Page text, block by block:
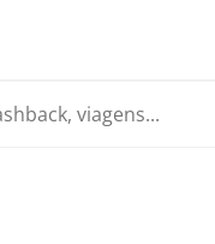
viagens...